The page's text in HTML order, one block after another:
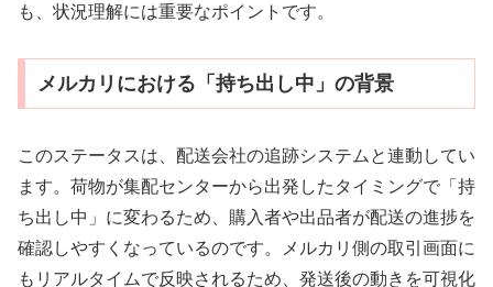
も、状況理解には重要なポイントです。
メルカリにおける「持ち出し中」の背景
このステータスは、配送会社の追跡システムと連動してい
ます。荷物が集配センターから出発したタイミングで「持
ち出し中」に変わるため、購入者や出品者が配送の進捗を
確認しやすくなっているのです。メルカリ側の取引画面に
もリアルタイムで反映されるため、発送後の動きを可視化